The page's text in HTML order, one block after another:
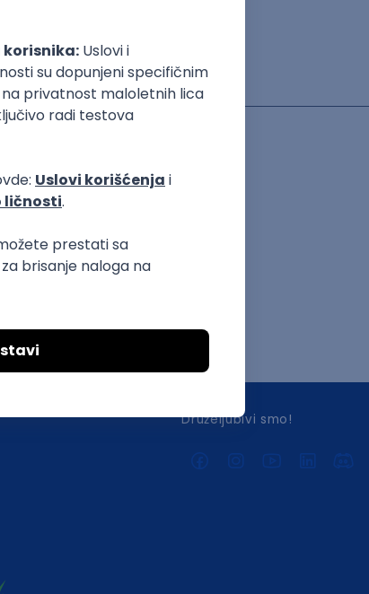
Druželjubivi smo!